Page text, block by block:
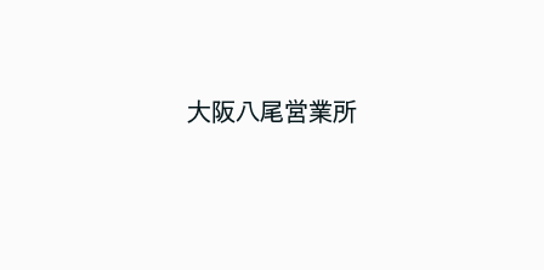
大阪八尾営業所